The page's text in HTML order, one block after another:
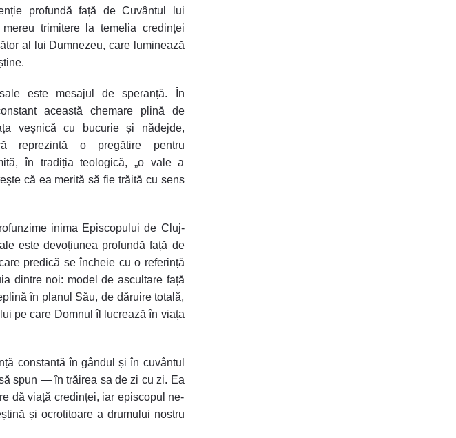
profundă față de Cuvântul lui
trimitere la temelia credinței
al lui Dumnezeu, care luminează
este mesajul de speranță. În
această chemare plină de
veșnică cu bucurie și nădejde,
reprezintă o pregătire pentru
în tradiția teologică, „o vale a
că ea merită să fie trăită cu sens
inima Episcopului de Cluj-
este devoțiunea profundă față de
predică se încheie cu o referință
dintre noi: model de ascultare față
în planul Său, de dăruire totală,
pe care Domnul îl lucrează în viața
constantă în gândul și în cuvântul
să spun —în trăirea sa de zi cu zi. Ea
dă viață credinței, iar episcopul ne-
și ocrotitoare a drumului nostru